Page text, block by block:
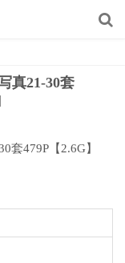
真21-30套
套479P【2.6G】